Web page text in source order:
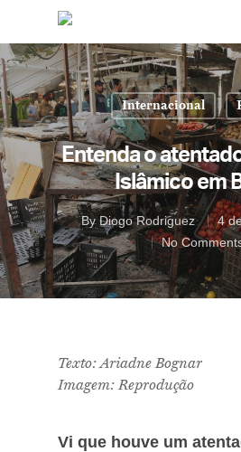
Hit enter to search or ESC to
Internacional
Entenda o
Islâmico em
ByDiogo Rodriguez
4
No
Texto: Ariadne Bognar
Imagem: Reprodução
Vi que houve um